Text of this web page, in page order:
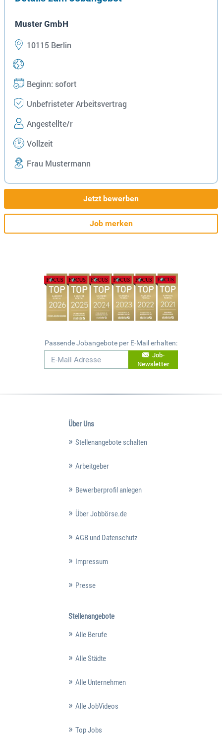
Muster GmbH
10115 Berlin
Beginn: sofort
Unbefristeter Arbeitsvertrag
Angestellte/r
Vollzeit
Frau Mustermann
Jetzt bewerben
Job merken
Passende Jobangebote per E-Mail erhalten:
Job-
Newsletter
Über Uns
Stellenangebote schalten
Arbeitgeber
Bewerberprofil anlegen
Über Jobbörse.de
AGB und Datenschutz
Impressum
Presse
Stellenangebote
Alle Berufe
Alle Städte
Alle Unternehmen
Alle JobVideos
Top Jobs